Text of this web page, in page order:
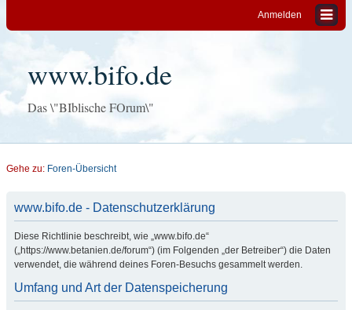
Anmelden
www.bifo.de
Das \"BIblische FOrum\"
Gehe zu: Foren-Übersicht
www.bifo.de - Datenschutzerklärung
Diese Richtlinie beschreibt, wie „www.bifo.de“
(„https://www.betanien.de/forum“) (im Folgenden „der Betreiber“) die Daten
verwendet, die während deines Foren-Besuchs gesammelt werden.
Umfang und Art der Datenspeicherung